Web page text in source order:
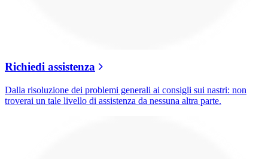
Richiedi assistenza
Dalla risoluzione dei problemi generali ai consigli sui nastri: non
troverai un tale livello di assistenza da nessuna altra parte.